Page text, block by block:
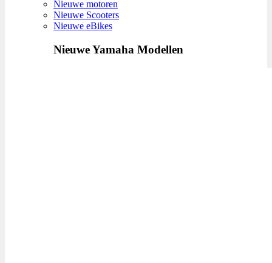
Nieuwe motoren
Nieuwe Scooters
Nieuwe eBikes
Nieuwe Yamaha Modellen